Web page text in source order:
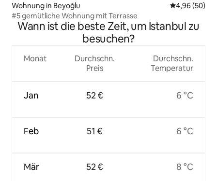
Wohnung in Beyoğlu
4,96 (50)
#5 gemütliche Wohnung mit Terrasse
Wann ist die beste Zeit, um Istanbul zu
besuchen?
Monat
Jan
Feb
Mär
Durchschn.
Preis
52 €
51 €
52 €
Durchschn.
Temperatur
6 °C
6 °C
8 °C